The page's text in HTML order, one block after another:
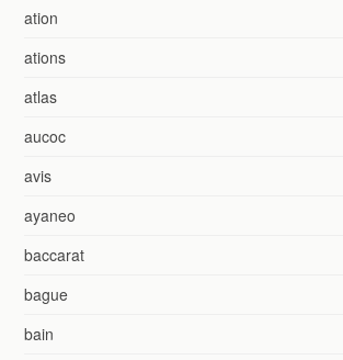
ation
ations
atlas
aucoc
avis
ayaneo
baccarat
bague
bain